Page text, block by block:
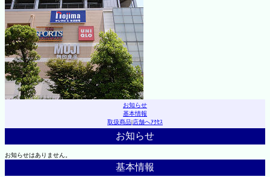
お知らせ
基本情報
取扱商品|店舗へｱｸｾｽ
お知らせ
お知らせはありません。
基本情報